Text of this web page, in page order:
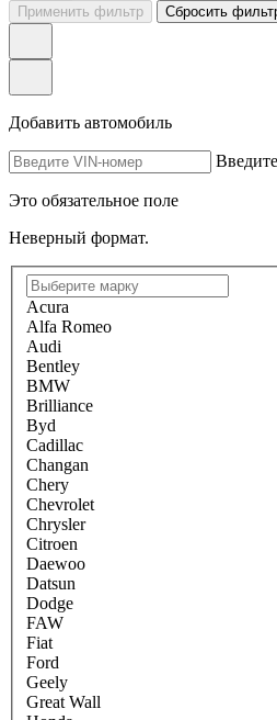
Применить фильтр
Сбросить
Добавить автомобиль
Это обязательное поле
Неверный формат.
Acura
Alfa Romeo
Audi
Bentley
BMW
Brilliance
Byd
Cadillac
Changan
Chery
Chevrolet
Chrysler
Citroen
Daewoo
Datsun
Dodge
FAW
Fiat
Ford
Geely
Great Wall